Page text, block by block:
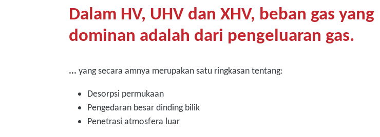
Dalam HV, UHV dan XHV, beban gas yang
dominan adalah dari pengeluaran gas.
...yang secara amnya merupakan satu ringkasan tentang:
Desorpsi permukaan
Pengedaran besar dinding bilik
Penetrasi atmosfera luar